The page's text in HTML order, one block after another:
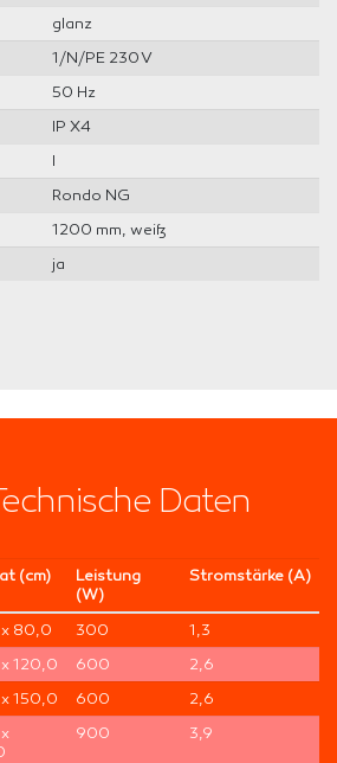
glanz
1/N/PE 230 V
50 Hz
IP X4
I
Rondo NG
1200 mm, weiß
ja
Daten
(cm)
Leis­tung
(W)
Strom­stärke (A)
80,0 300
1,3
120,0 600
2,6
150,0 600
2,6
900 3,9